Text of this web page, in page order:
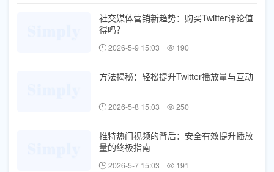
社交媒体营销新趋势：购买Twitter评论值
得吗？
2026-5-9 15:03 190
方法揭秘：轻松提升Twitter播放量与互动
2026-5-8 15:03 250
推特热门视频的背后：安全有效提升播放
量的终极指南
2026-5-7 15:03 191